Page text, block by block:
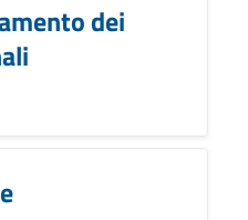
dei